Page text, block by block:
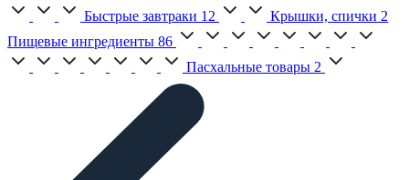
Быстрые завтраки 12 Крышки, спички 2
Пищевые ингредиенты 86
Пасхальные товары 2